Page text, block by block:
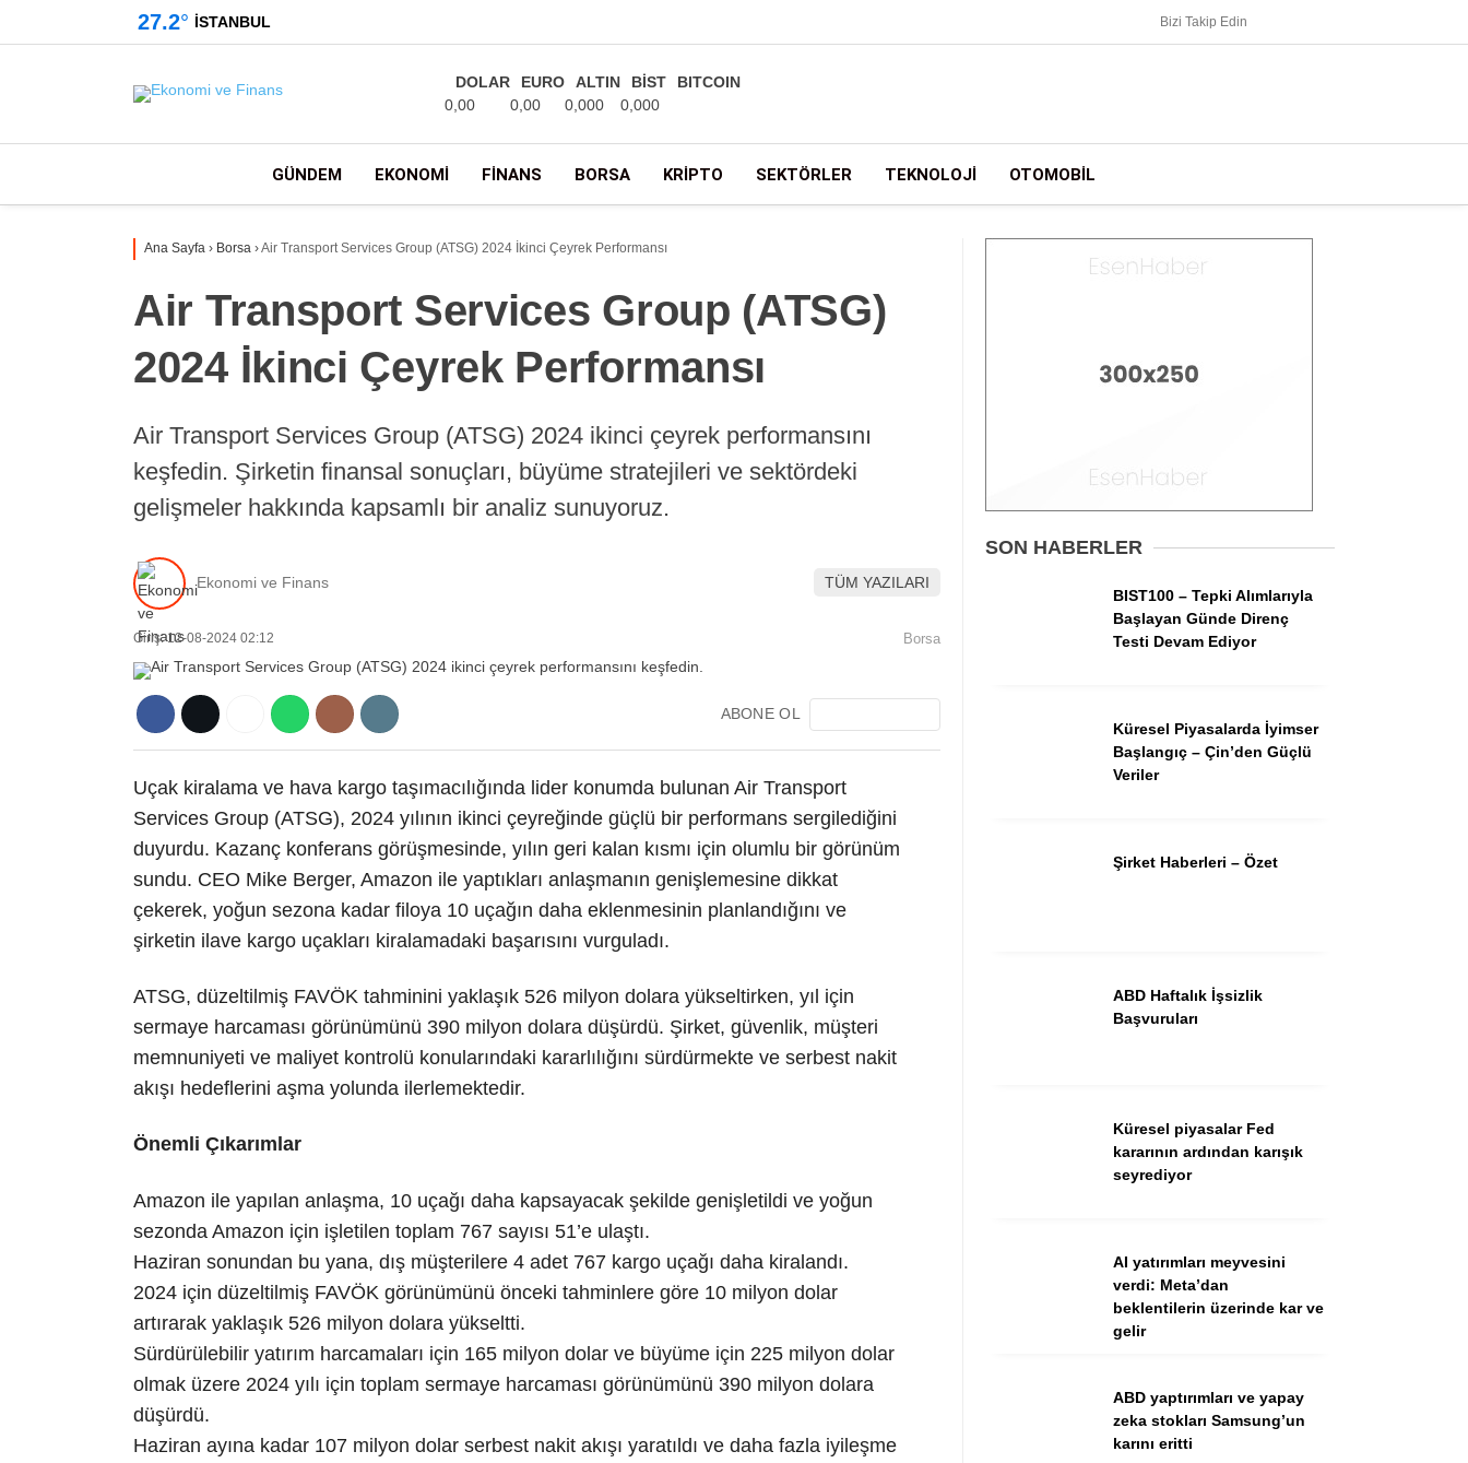
Gündem
Ekonomi
Borsa
Spor
Kripto
Facebook
27.2° İSTANBUL Bizi Takip Edin
DOLAR
0,00
EURO
0,00
ALTIN
0,000
BİST
0,000
BITCOIN
GÜNDEM EKONOMI FINANS BORSA KRIPTO SEKTÖRLER TEKNOLOJI OTOMOBIL
Ana Sayfa › Borsa ›Air Transport Services Group (ATSG) 2024 İkinci Çeyrek Performansı
Air Transport Services Group (ATSG)
2024 İkinci Çeyrek Performansı
Air Transport Services Group (ATSG) 2024 ikinci çeyrek performansını
keşfedin. Şirketin finansal sonuçları, büyüme stratejileri ve sektördeki
gelişmeler hakkında kapsamlı bir analiz sunuyoruz.
Ekonomi ve Finans TÜM YAZILARI
Giriş: 12-08-2024 02:12 Borsa
ABONE OL
Uçak kiralama ve hava kargo taşımacılığında lider konumda bulunan Air Transport
Services Group (ATSG), 2024 yılının ikinci çeyreğinde güçlü bir performans sergilediğini
duyurdu. Kazanç konferans görüşmesinde, yılın geri kalan kısmı için olumlu bir görünüm
sundu. CEO Mike Berger, Amazon ile yaptıkları anlaşmanın genişlemesine dikkat
çekerek, yoğun sezona kadar filoya 10 uçağın daha eklenmesinin planlandığını ve
şirketin ilave kargo uçakları kiralamadaki başarısını vurguladı.
ATSG, düzeltilmiş FAVÖK tahminini yaklaşık 526 milyon dolara yükseltirken, yıl için
sermaye harcaması görünümünü 390 milyon dolara düşürdü. Şirket, güvenlik, müşteri
memnuniyeti ve maliyet kontrolü konularındaki kararlılığını sürdürmekte ve serbest nakit
akışı hedeflerini aşma yolunda ilerlemektedir.
Önemli Çıkarımlar
Amazon ile yapılan anlaşma, 10 uçağı daha kapsayacak şekilde genişletildi ve yoğun
sezonda Amazon için işletilen toplam 767 sayısı 51’e ulaştı.
Haziran sonundan bu yana, dış müşterilere 4 adet 767 kargo uçağı daha kiralandı.
2024 için düzeltilmiş FAVÖK görünümünü önceki tahminlere göre 10 milyon dolar
artırarak yaklaşık 526 milyon dolara yükseltti.
Sürdürülebilir yatırım harcamaları için 165 milyon dolar ve büyüme için 225 milyon dolar
olmak üzere 2024 yılı için toplam sermaye harcaması görünümünü 390 milyon dolara
düşürdü.
Haziran ayına kadar 107 milyon dolar serbest nakit akışı yaratıldı ve daha fazla iyileşme
SON HABERLER
BIST100 – Tepki Alımlarıyla
Başlayan Günde Direnç
Testi Devam Ediyor
Küresel Piyasalarda İyimser
Başlangıç – Çin’den Güçlü
Veriler
Şirket Haberleri – Özet
ABD Haftalık İşsizlik
Başvuruları
Küresel piyasalar Fed
kararının ardından karışık
seyrediyor
AI yatırımları meyvesini
verdi: Meta’dan
beklentilerin üzerinde kar ve
gelir
ABD yaptırımları ve yapay
zeka stokları Samsung’un
karını eritti